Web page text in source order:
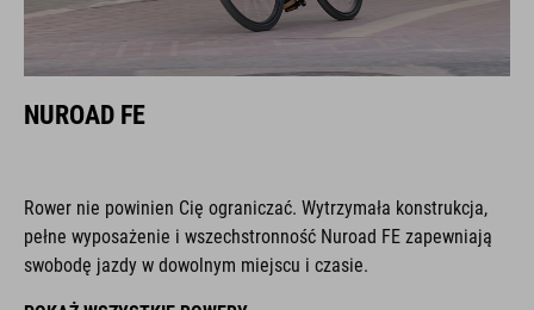
NUROAD FE
pełne wyposażenie i wszechstronność Nuroad FE zapewniają
swobodę jazdy w dowolnym miejscu i czasie.
POKAŻ WSZYSTKIE ROWERY